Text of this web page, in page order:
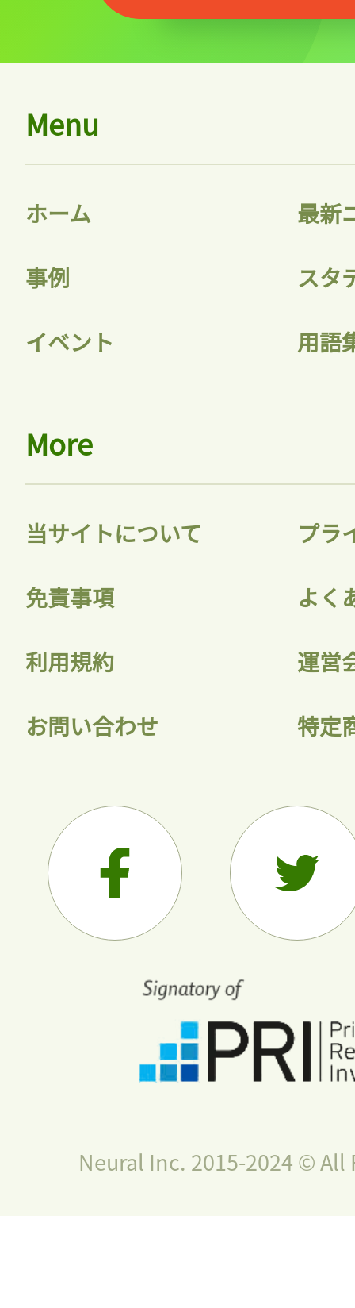
ログインが
ログ
会員
Menu
ホーム 最新
事例 スタ
イベント 用語
More
当サイトについて プラ
免責事項 よく
利用規約 運営
お問い合わせ 特定
Neural Inc. 2015-2024 © All